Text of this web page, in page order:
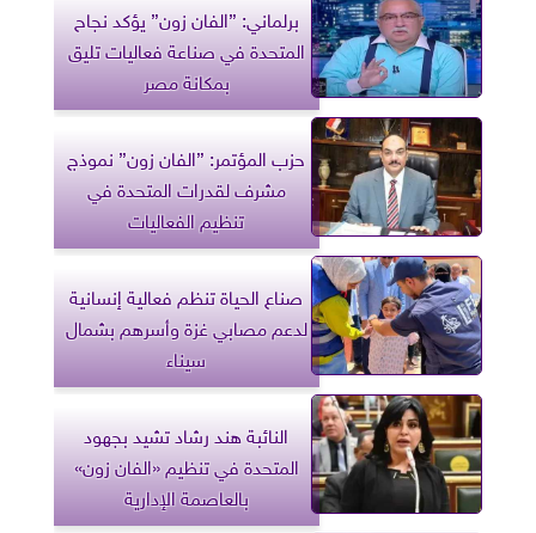
برلماني: ”الفان زون” يؤكد نجاح
المتحدة في صناعة فعاليات تليق
بمكانة مصر
حزب المؤتمر: ”الفان زون” نموذج
مشرف لقدرات المتحدة في
تنظيم الفعاليات
صناع الحياة تنظم فعالية إنسانية
لدعم مصابي غزة وأسرهم بشمال
سيناء
النائبة هند رشاد تشيد بجهود
المتحدة في تنظيم «الفان زون»
بالعاصمة الإدارية